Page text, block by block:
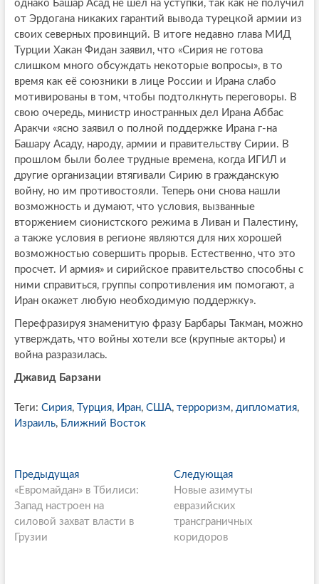
однако Башар Асад не шёл на уступки, так как не получил
от Эрдогана никаких гарантий вывода турецкой армии из
своих северных провинций. В итоге недавно глава МИД
Турции Хакан Фидан заявил, что «Сирия не готова
слишком много обсуждать некоторые вопросы», в то
время как её союзники в лице России и Ирана слабо
мотивированы в том, чтобы подтолкнуть переговоры. В
свою очередь, министр иностранных дел Ирана Аббас
Аракчи «ясно заявил о полной поддержке Ирана г-на
Башару Асаду, народу, армии и правительству Сирии. В
прошлом были более трудные времена, когда ИГИЛ и
другие организации втягивали Сирию в гражданскую
войну, но им противостояли. Теперь они снова нашли
возможность и думают, что условия, вызванные
вторжением сионистского режима в Ливан и Палестину,
а также условия в регионе являются для них хорошей
возможностью совершить прорыв. Естественно, что это
просчет. И армия» и сирийское правительство способны с
ними справиться, группы сопротивления им помогают, а
Иран окажет любую необходимую поддержку».
Перефразируя знаменитую фразу Барбары Такман, можно
утверждать, что войны хотели все (крупные акторы) и
война разразилась.
Джавид Барзани
Теги: Сирия, Турция, Иран, США, терроризм, дипломатия,
Израиль, Ближний Восток
P
o
s
t
ПредыдущаяП
р
е
д
«Евромайдан» в Тбилиси:
Запад настроен на
силовой захват власти в
Грузии
Следующая
л
е
д
Новые азимуты
евразийских
трансграничных
коридоров